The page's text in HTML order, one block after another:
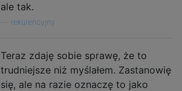
ale tak.
rekurencyjny
Teraz zdaję sobie sprawę, że to
trudniejsze niż myślałem. Zastanowię
się, ale na razie oznaczę to jako